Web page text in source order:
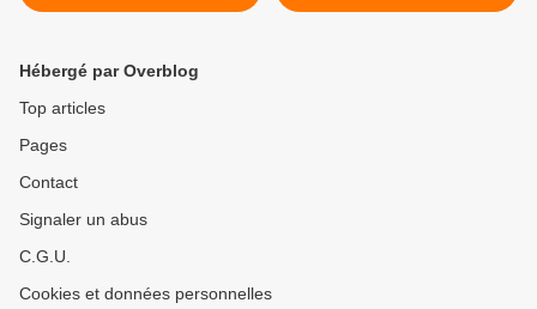
Hébergé par Overblog
Top articles
Pages
Contact
Signaler un abus
C.G.U.
Cookies et données personnelles